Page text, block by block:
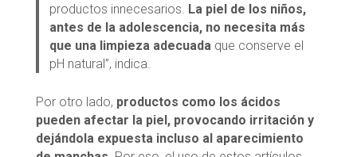
productos innecesarios. La piel de los niños,
antes de la adolescencia, no necesita más
que una limpieza adecuada que conserve el
pH natural”, indica.
Por otro lado, productos como los ácidos
pueden afectar la piel, provocando irritación y
dejándola expuesta incluso al aparecimiento